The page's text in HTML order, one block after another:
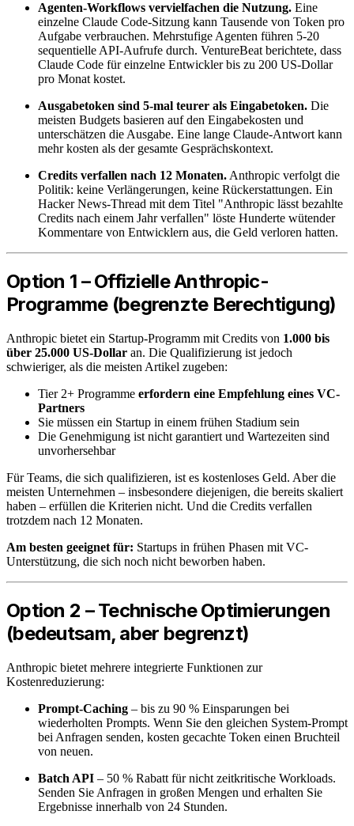
Agenten-Workflows vervielfachen die Nutzung. Eine
einzelne Claude Code-Sitzung kann Tausende von Token pro
Aufgabe verbrauchen. Mehrstufige Agenten führen 5-20
sequentielle API-Aufrufe durch. VentureBeat berichtete, dass
Claude Code für einzelne Entwickler bis zu 200 US-Dollar
pro Monat kostet.
Ausgabetoken sind 5-mal teurer als Eingabetoken. Die
meisten Budgets basieren auf den Eingabekosten und
unterschätzen die Ausgabe. Eine lange Claude-Antwort kann
mehr kosten als der gesamte Gesprächskontext.
Credits verfallen nach 12 Monaten. Anthropic verfolgt die
Politik: keine Verlängerungen, keine Rückerstattungen. Ein
Hacker News-Thread mit dem Titel "Anthropic lässt bezahlte
Credits nach einem Jahr verfallen" löste Hunderte wütender
Kommentare von Entwicklern aus, die Geld verloren hatten.
Option 1 – Offizielle Anthropic-
Programme (begrenzte Berechtigung)
Anthropic bietet ein Startup-Programm mit Credits von 1.000 bis
über 25.000 US-Dollar an. Die Qualifizierung ist jedoch
schwieriger, als die meisten Artikel zugeben:
Tier 2+ Programme erfordern eine Empfehlung eines VC-
Partners
Sie müssen ein Startup in einem frühen Stadium sein
Die Genehmigung ist nicht garantiert und Wartezeiten sind
unvorhersehbar
Für Teams, die sich qualifizieren, ist es kostenloses Geld. Aber die
meisten Unternehmen – insbesondere diejenigen, die bereits skaliert
haben – erfüllen die Kriterien nicht. Und die Credits verfallen
trotzdem nach 12 Monaten.
Am besten geeignet für: Startups in frühen Phasen mit VC-
Unterstützung, die sich noch nicht beworben haben.
Option 2 – Technische Optimierungen
(bedeutsam, aber begrenzt)
Anthropic bietet mehrere integrierte Funktionen zur
Kostenreduzierung:
Prompt-Caching – bis zu 90 % Einsparungen bei
wiederholten Prompts. Wenn Sie den gleichen System-Prompt
bei Anfragen senden, kosten gecachte Token einen Bruchteil
von neuen.
Batch API – 50 % Rabatt für nicht zeitkritische Workloads.
Senden Sie Anfragen in großen Mengen und erhalten Sie
Ergebnisse innerhalb von 24 Stunden.